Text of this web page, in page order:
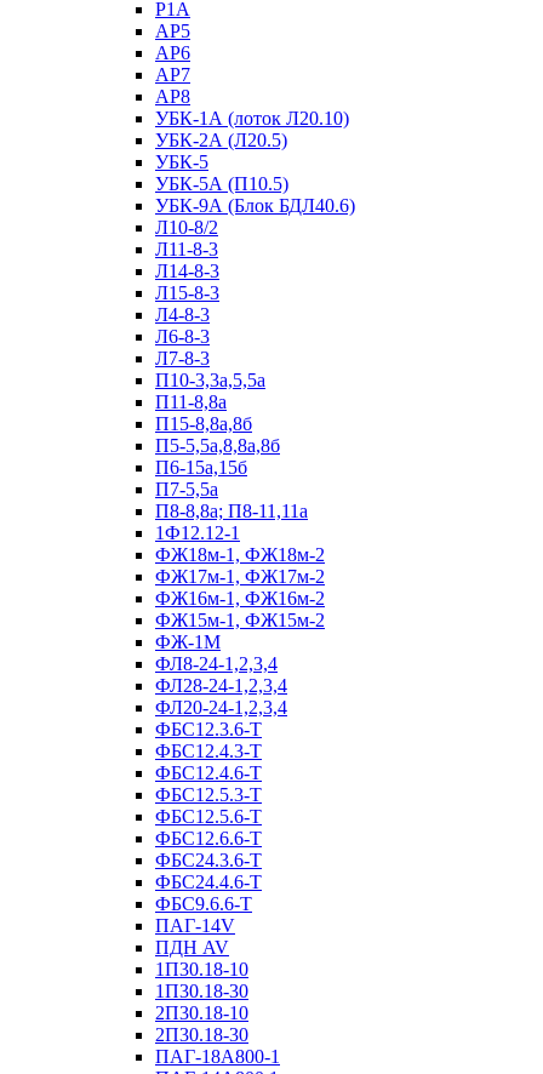
Р1А
АР5
АР6
АР7
АР8
УБК-1А (лоток Л20.10)
УБК-2А (Л20.5)
УБК-5
УБК-5А (П10.5)
УБК-9А (Блок БДЛ40.6)
Л10-8/2
Л11-8-3
Л14-8-3
Л15-8-3
Л4-8-3
Л6-8-3
Л7-8-3
П10-3,3а,5,5а
П11-8,8а
П15-8,8а,8б
П5-5,5а,8,8а,8б
П6-15а,15б
П7-5,5а
П8-8,8а; П8-11,11а
1Ф12.12-1
ФЖ18м-1, ФЖ18м-2
ФЖ17м-1, ФЖ17м-2
ФЖ16м-1, ФЖ16м-2
ФЖ15м-1, ФЖ15м-2
ФЖ-1М
ФЛ8-24-1,2,3,4
ФЛ28-24-1,2,3,4
ФЛ20-24-1,2,3,4
ФБС12.3.6-Т
ФБС12.4.3-Т
ФБС12.4.6-Т
ФБС12.5.3-Т
ФБС12.5.6-Т
ФБС12.6.6-Т
ФБС24.3.6-Т
ФБС24.4.6-Т
ФБС9.6.6-Т
ПАГ-14V
ПДН AV
1П30.18-10
1П30.18-30
2П30.18-10
2П30.18-30
ПАГ-18А800-1